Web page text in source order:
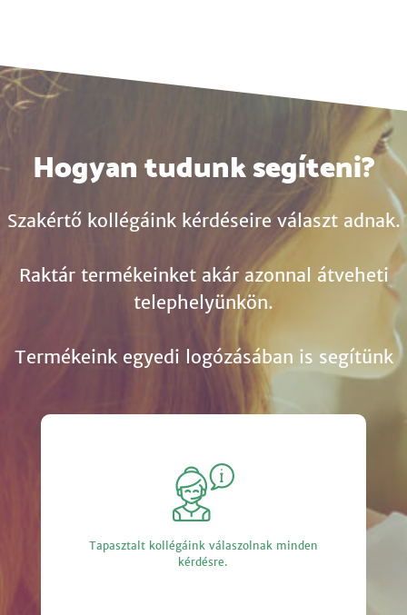
Hogyan tudunk segíteni?
Szakértő kollégáink kérdéseire választ adnak.
Raktár termékeinket akár azonnal átveheti
telephelyünkön.
Termékeink egyedi logózásában is segítünk
Tapasztalt kollégáink válaszolnak minden
kérdésre.